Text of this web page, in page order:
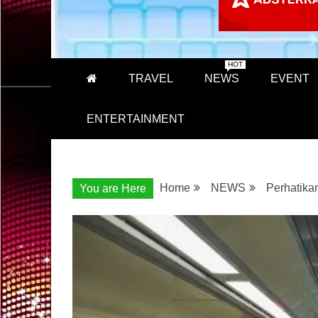
TRAVEL NEWS
HOT
EVENT
ENTERTAINMENT
You are Here Home NEWS